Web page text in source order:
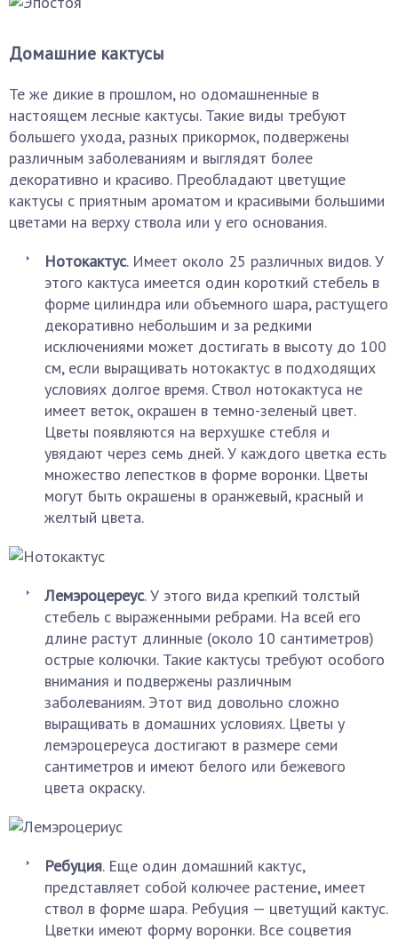
Домашние кактусы
Те же дикие в прошлом, но одомашненные в
настоящем лесные кактусы. Такие виды требуют
большего ухода, разных прикормок, подвержены
различным заболеваниям и выглядят более
декоративно и красиво. Преобладают цветущие
кактусы с приятным ароматом и красивыми большими
цветами на верху ствола или у его основания.
Нотокактус. Имеет около 25 различных видов. У
этого кактуса имеется один короткий стебель в
форме цилиндра или объемного шара, растущего
декоративно небольшим и за редкими
исключениями может достигать в высоту до 100
см, если выращивать нотокактус в подходящих
условиях долгое время. Ствол нотокактуса не
имеет веток, окрашен в темно-зеленый цвет.
Цветы появляются на верхушке стебля и
увядают через семь дней. У каждого цветка есть
множество лепестков в форме воронки. Цветы
могут быть окрашены в оранжевый, красный и
желтый цвета.
Лемэроцереус. У этого вида крепкий толстый
стебель с выраженными ребрами. На всей его
длине растут длинные (около 10 сантиметров)
острые колючки. Такие кактусы требуют особого
внимания и подвержены различным
заболеваниям. Этот вид довольно сложно
выращивать в домашних условиях. Цветы у
лемэроцереуса достигают в размере семи
сантиметров и имеют белого или бежевого
цвета окраску.
Ребуция. Еще один домашний кактус,
представляет собой колючее растение, имеет
ствол в форме шара. Ребуция — цветущий кактус.
Цветки имеют форму воронки. Все соцветия